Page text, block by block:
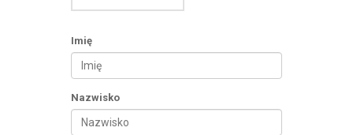
Imię
Nazwisko